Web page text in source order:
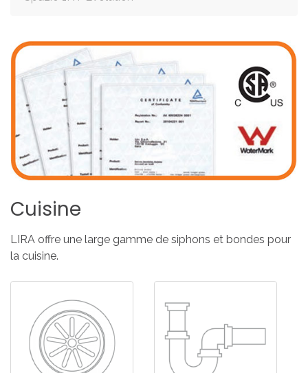
Cuisine
LIRA offre une large gamme de siphons et bondes pour
la cuisine.